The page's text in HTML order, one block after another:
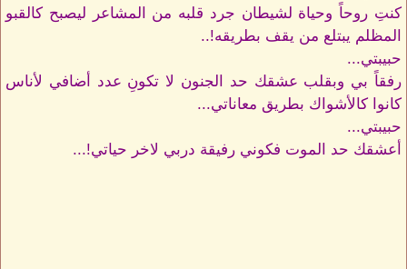
كنتِ روحاً وحياة لشيطان جرد قلبه من المشاعر ليصبح كالقبو
المظلم يبتلع من يقف بطريقه!..
حبيبتي...
رفقاً بي وبقلب عشقك حد الجنون لا تكونِ عدد أضافي لأناس
كانوا كالأشواك بطريق معاناتي...
حبيبتي...
أعشقك حد الموت فكوني رفيقة دربي لاخر حياتي!...